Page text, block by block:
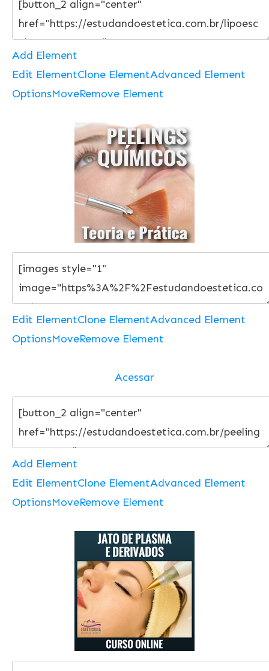
Add Element
Edit ElementClone ElementAdvanced Element
OptionsMoveRemove Element
Edit ElementClone ElementAdvanced Element
OptionsMoveRemove Element
Acessar
Add Element
Edit ElementClone ElementAdvanced Element
OptionsMoveRemove Element